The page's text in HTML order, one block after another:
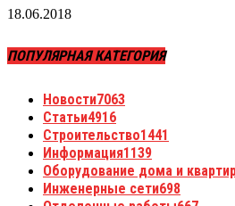
18.06.2018
ПОПУЛЯРНАЯ КАТЕГОРИЯ
Новости7063
Статьи4916
Строительство1441
Информация1139
Оборудование дома и
Инженерные сети698